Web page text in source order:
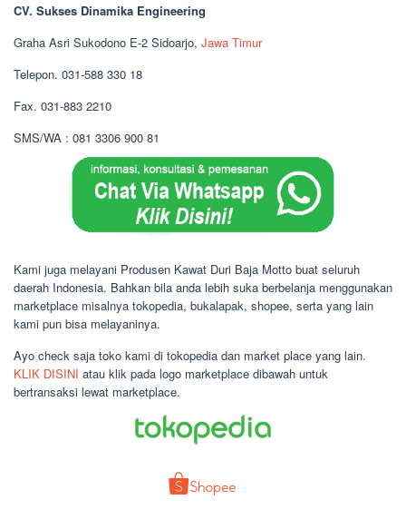
CV. Sukses Dinamika Engineering
Graha Asri Sukodono E-2 Sidoarjo, Jawa Timur
Telepon. 031-588 330 18
Fax. 031-883 2210
SMS/WA : 081 3306 900 81
Kami juga melayani Produsen Kawat Duri Baja Motto buat seluruh
daerah Indonesia. Bahkan bila anda lebih suka berbelanja menggunakan
marketplace misalnya tokopedia, bukalapak, shopee, serta yang lain
kami pun bisa melayaninya.
Ayo check saja toko kami di tokopedia dan market place yang lain.
KLIK DISINI atau klik pada logo marketplace dibawah untuk
bertransaksi lewat marketplace.